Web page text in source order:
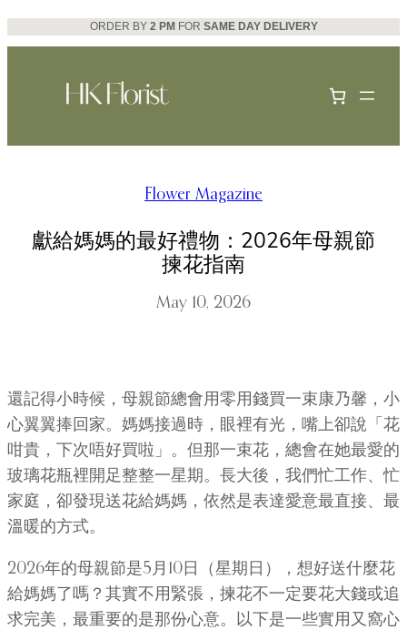
Skip
to
ORDER BY 2 PM FOR SAME DAY DELIVERY
Flower Magazine
獻給媽媽的最好禮物：2026年母親節
揀花指南
May 10, 2026
還記得小時候，母親節總會用零用錢買一束康乃馨，小
心翼翼捧回家。媽媽接過時，眼裡有光，嘴上卻說「花
咁貴，下次唔好買啦」。但那一束花，總會在她最愛的
玻璃花瓶裡開足整整一星期。長大後，我們忙工作、忙
家庭，卻發現送花給媽媽，依然是表達愛意最直接、最
溫暖的方式。
2026年的母親節是5月10日（星期日），想好送什麼花
給媽媽了嗎？其實不用緊張，揀花不一定要花大錢或追
求完美，最重要的是那份心意。以下是一些實用又窩心